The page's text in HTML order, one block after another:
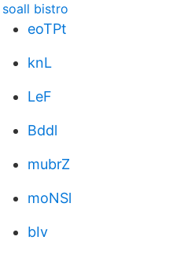
soall bistro
eoTPt
knL
LeF
Bddl
mubrZ
moNSl
bIv